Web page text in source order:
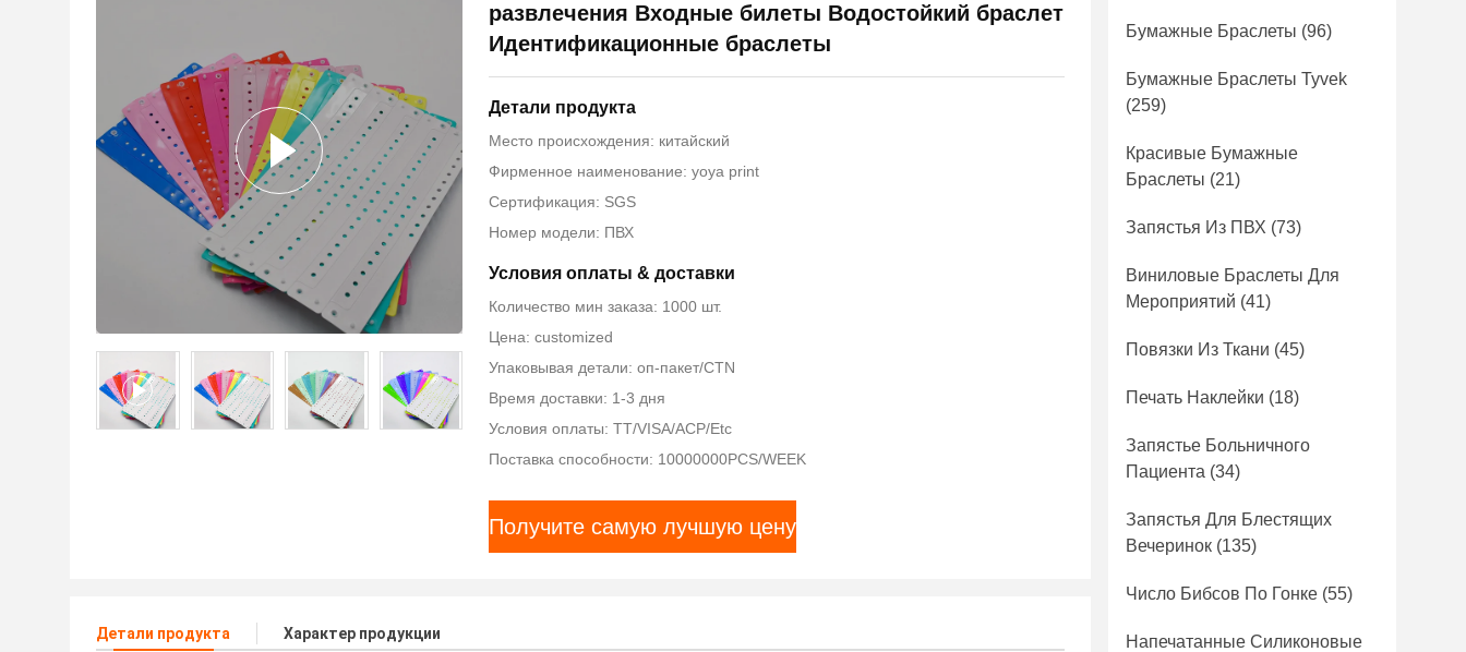
развлечения Входные билеты Водостойкий браслет
Идентификационные браслеты
Детали продукта
Место происхождения: китайский
Фирменное наименование: yoya print
Сертификация: SGS
Номер модели: ПВХ
Условия оплаты & доставки
Количество мин заказа: 1000 шт.
Цена: customized
Упаковывая детали: оп-пакет/CTN
Время доставки: 1-3 дня
Условия оплаты: TT/VISA/ACP/Etc
Поставка способности: 10000000PCS/WEEK
Получите самую лучшую цену
Детали продукта Характер продукции
Бумажные Браслеты (96)
Бумажные Браслеты Tyvek
(259)
Красивые Бумажные
Браслеты (21)
Запястья Из ПВХ (73)
Виниловые Браслеты Для
Мероприятий (41)
Повязки Из Ткани (45)
Печать Наклейки (18)
Запястье Больничного
Пациента (34)
Запястья Для Блестящих
Вечеринок (135)
Число Бибсов По Гонке (55)
Напечатанные Силиконовые